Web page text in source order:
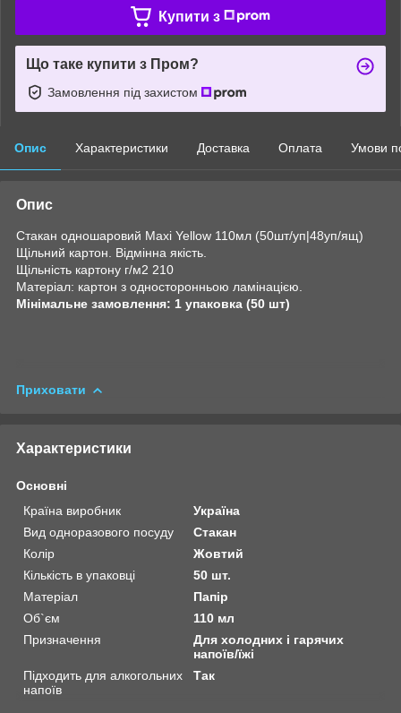
Купити з
Що таке купити з Пром?
Замовлення під захистом
Опис Характеристики Доставка Оплата Умови
Опис
Стакан одношаровий Maxi Yellow 110мл (50шт/уп|48уп/ящ)
Щільний картон. Відмінна якість.
Щільність картону г/м2 210
Матеріал: картон з односторонньою ламінацією.
Мінімальне замовлення: 1 упаковка (50 шт)
Приховати
Характеристики
Основні
Країна виробник
Україна
Вид одноразового посуду
Стакан
Колір
Жовтий
Кількість в упаковці
50 шт.
Матеріал
Папір
Об`єм
110 мл
Призначення
Для холодних і гарячих
напоїв/їжі
Підходить для алкогольних
напоїв
Так